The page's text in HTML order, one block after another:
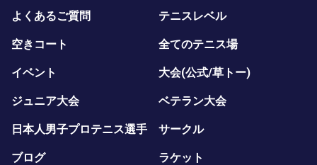
よくあるご質問 テニスレベル
空きコート 全てのテニス場
イベント 大会(公式/草トー)
ジュニア大会 ベテラン大会
日本人男子プロテニス選手 サークル
ブログ ラケット